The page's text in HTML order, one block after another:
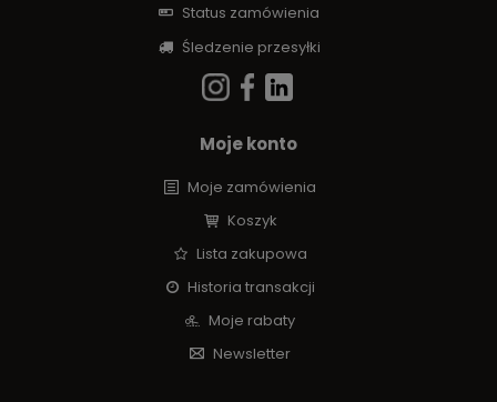
Status zamówienia
Śledzenie przesyłki
Moje konto
Moje zamówienia
Koszyk
Lista zakupowa
Historia transakcji
Moje rabaty
Newsletter